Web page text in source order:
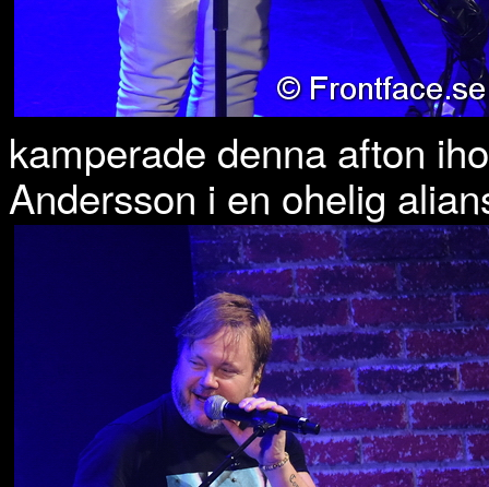
kamperade denna afton
Andersson i en ohelig